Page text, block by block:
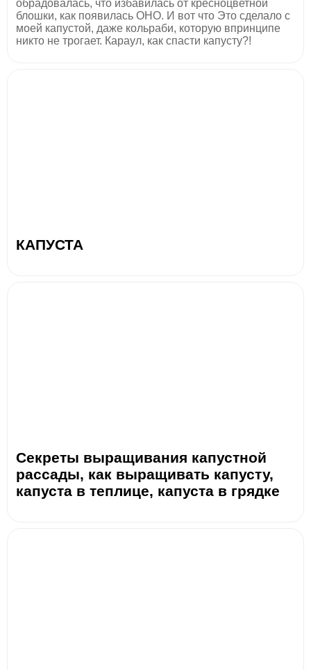
обрадовалась, что избавилась от кресноцветной
блошки, как появилась ОНО. И вот что Это сделало с
моей капустой, даже кольраби, которую впринципе
никто не трогает. Караул, как спасти капусту?!
КАПУСТА
Секреты выращивания капустной
рассады, как выращивать капусту,
капуста в теплице, капуста в грядке